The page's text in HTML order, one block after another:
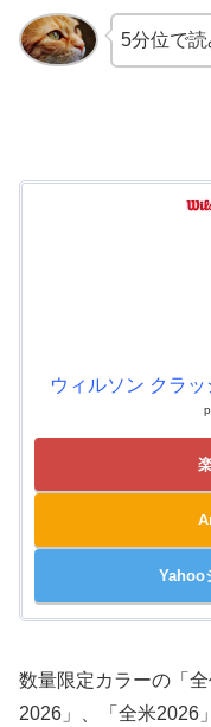
5分位で読
ウィルソン クラ
Yahoo
数量限定カラーの「
2026」、「全米2026